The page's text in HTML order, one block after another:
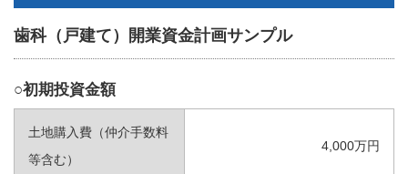
歯科（戸建て）開業資金計画サンプル
○初期投資金額
土地購入費（仲介手数料
等含む）
4,000万円